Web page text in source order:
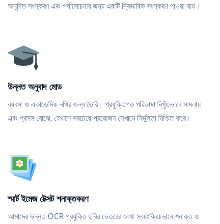
অনূদিত সংস্করণ এবং পর্যালোচনার জন্য একটি দ্বিভাষিক সংস্করণ পাওয়া যায়।
উন্নত অনুবাদ মোড
ব্যবসা ও একাডেমিক নথির জন্য তৈরি। প্রযুক্তিগত পরিভাষা নিখুঁতভাবে সামলায়
এবং প্রসঙ্গ বোঝে, যেখানে সবচেয়ে প্রয়োজন সেখানে নির্ভুলতা নিশ্চিত করে।
স্মার্ট ইমেজ টেক্সট শনাক্তকরণ
আমাদের উন্নত OCR প্রযুক্তি ছবির ভেতরের লেখা স্বয়ংক্রিয়ভাবে শনাক্ত ও